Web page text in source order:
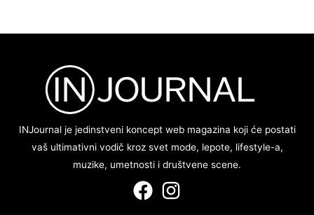
INJournal je jedinstveni koncept web magazina koji će postati
vaš ultimativni vodič kroz svet mode, lepote, lifestyle-a,
muzike, umetnosti i društvene scene.